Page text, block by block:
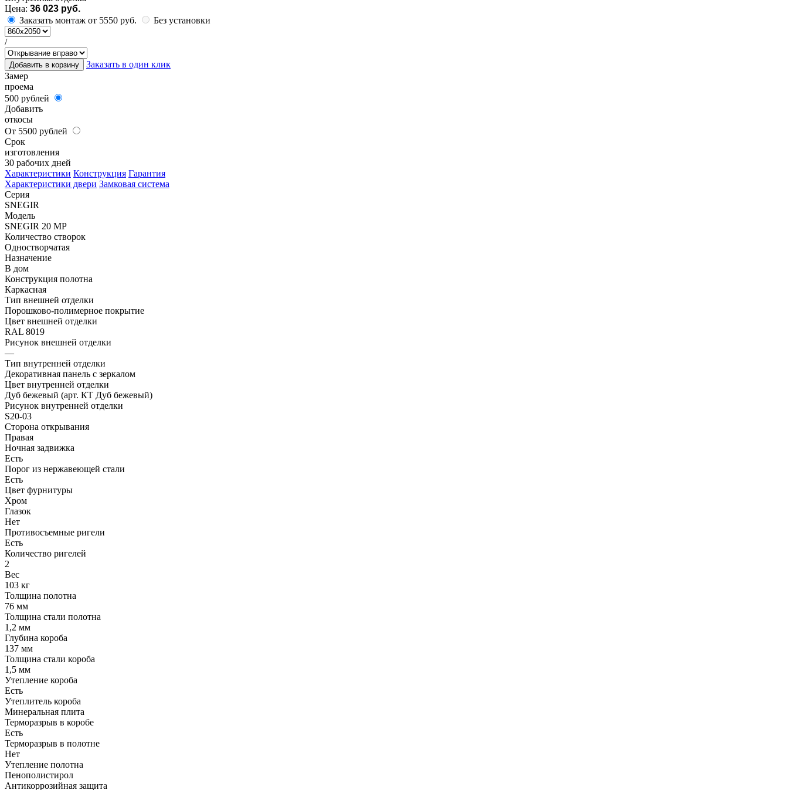
Цена: 36 023 руб.
Заказать монтаж от 5550 руб.
Без установки
/
Добавить в корзину
Заказать в один клик
Замер
проема
500 рублей
Добавить
откосы
От 5500 рублей
Срок
изготовления
30 рабочих дней
Характеристики Конструкция Гарантия
Характеристики двери Замковая система
Серия
SNEGIR
Модель
SNEGIR 20 MP
Количество створок
Одностворчатая
Назначение
В дом
Конструкция полотна
Каркасная
Тип внешней отделки
Порошково-полимерное покрытие
Цвет внешней отделки
RAL 8019
Рисунок внешней отделки
—
Тип внутренней отделки
Декоративная панель с зеркалом
Цвет внутренней отделки
Дуб бежевый (арт. КТ Дуб бежевый)
Рисунок внутренней отделки
S20-03
Сторона открывания
Правая
Ночная задвижка
Есть
Порог из нержавеющей стали
Есть
Цвет фурнитуры
Хром
Глазок
Нет
Противосъемные ригели
Есть
Количество ригелей
2
Вес
103 кг
Толщина полотна
76 мм
Толщина стали полотна
1,2 мм
Глубина короба
137 мм
Толщина стали короба
1,5 мм
Утепление короба
Есть
Утеплитель короба
Минеральная плита
Терморазрыв в коробе
Есть
Терморазрыв в полотне
Нет
Утепление полотна
Пенополистирол
Антикоррозийная защита